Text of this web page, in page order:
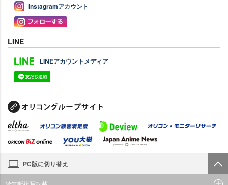
Instagramアカウント
LINE
LINEアカウントメディア
PC版に切り替え